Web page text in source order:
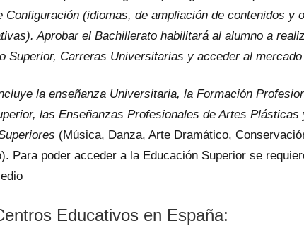
Configuración (idiomas, de ampliación de contenidos y
Aprobar el Bachillerato habilitará al alumno a
Superior, Carreras Universitarias y acceder al mercado
la enseñanza Universitaria, la Formación
las Enseñanzas Profesionales de Artes
(Música, Danza, Arte Dramático,
Para poder acceder a la Educación Superior se
Educativos en España: